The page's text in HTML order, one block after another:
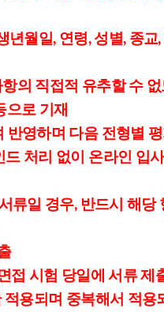
월일, 연령, 성별, 종
의 직접적 유추할 수 없
으로 기재
영하며 다음 전형별
처리 없이 온라인 입
일 경우, 반드시 해당
접 시험 당일에 서류 제
용되며 중복해서 적용